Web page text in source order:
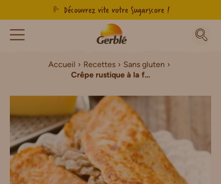
Découvrez vite votre Sugarscore !
Accueil Recettes
Sans gluten
Crêpe rustique à la forestière Sans Gluten